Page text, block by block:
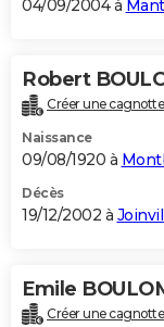
04/09/2004 à
Robert
Créer une
Naissance
09/08/1920 à
Décès
19/12/2002 à
Emile
Créer une